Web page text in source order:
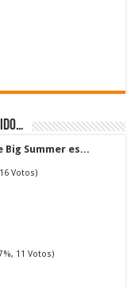
Summer es...
Votos)
11 Votos)